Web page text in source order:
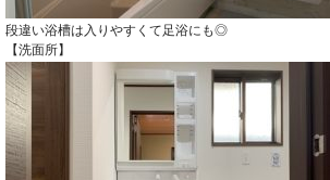
段違い浴槽は入りやすくて足浴にも◎
【洗面所】